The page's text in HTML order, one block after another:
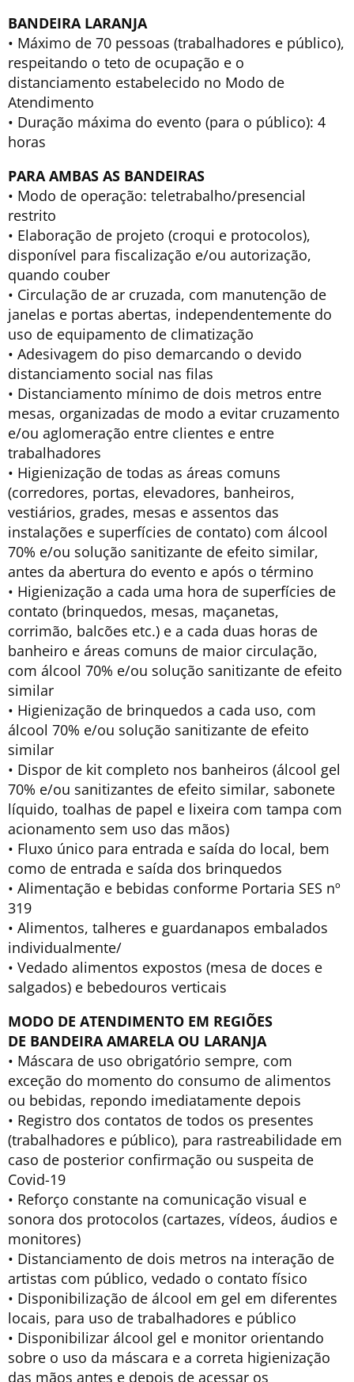
BANDEIRA LARANJA
• Máximo de 70 pessoas (trabalhadores e público),
respeitando o teto de ocupação e o
distanciamento estabelecido no Modo de
Atendimento
• Duração máxima do evento (para o público): 4
horas
PARA AMBAS AS BANDEIRAS
• Modo de operação: teletrabalho/presencial
restrito
• Elaboração de projeto (croqui e protocolos),
disponível para fiscalização e/ou autorização,
quando couber
• Circulação de ar cruzada, com manutenção de
janelas e portas abertas, independentemente do
uso de equipamento de climatização
• Adesivagem do piso demarcando o devido
distanciamento social nas filas
• Distanciamento mínimo de dois metros entre
mesas, organizadas de modo a evitar cruzamento
e/ou aglomeração entre clientes e entre
trabalhadores
• Higienização de todas as áreas comuns
(corredores, portas, elevadores, banheiros,
vestiários, grades, mesas e assentos das
instalações e superfícies de contato) com álcool
70% e/ou solução sanitizante de efeito similar,
antes da abertura do evento e após o término
• Higienização a cada uma hora de superfícies de
contato (brinquedos, mesas, maçanetas,
corrimão, balcões etc.) e a cada duas horas de
banheiro e áreas comuns de maior circulação,
com álcool 70% e/ou solução sanitizante de efeito
similar
• Higienização de brinquedos a cada uso, com
álcool 70% e/ou solução sanitizante de efeito
similar
• Dispor de kit completo nos banheiros (álcool gel
70% e/ou sanitizantes de efeito similar, sabonete
líquido, toalhas de papel e lixeira com tampa com
acionamento sem uso das mãos)
• Fluxo único para entrada e saída do local, bem
como de entrada e saída dos brinquedos
• Alimentação e bebidas conforme Portaria SES nº
319
• Alimentos, talheres e guardanapos embalados
individualmente/
• Vedado alimentos expostos (mesa de doces e
salgados) e bebedouros verticais
MODO DE ATENDIMENTO EM REGIÕES
DE BANDEIRA AMARELA OU LARANJA
• Máscara de uso obrigatório sempre, com
exceção do momento do consumo de alimentos
ou bebidas, repondo imediatamente depois
• Registro dos contatos de todos os presentes
(trabalhadores e público), para rastreabilidade em
caso de posterior confirmação ou suspeita de
Covid-19
• Reforço constante na comunicação visual e
sonora dos protocolos (cartazes, vídeos, áudios e
monitores)
• Distanciamento de dois metros na interação de
artistas com público, vedado o contato físico
• Disponibilização de álcool em gel em diferentes
locais, para uso de trabalhadores e público
• Disponibilizar álcool gel e monitor orientando
sobre o uso da máscara e a correta higienização
das mãos antes e depois de acessar os